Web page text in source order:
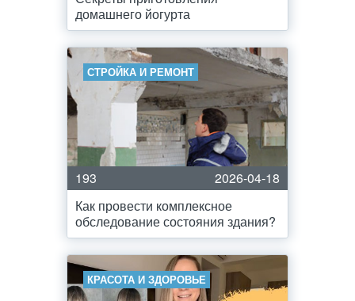
домашнего йогурта
СТРОЙКА И РЕМОНТ
193
2026-04-18
Как провести комплексное
обследование состояния здания?
КРАСОТА И ЗДОРОВЬЕ